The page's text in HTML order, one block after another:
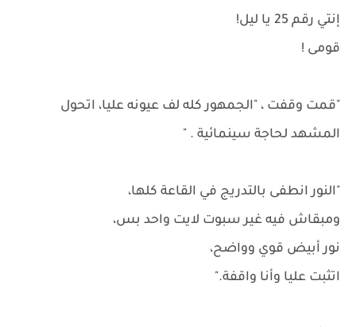
إنتي رقم 25 يا ليل!
قومى !
"قمت وقفت ، "الجمهور كله لف عيونه عليا، اتحول
المشهد لحاجة سينمائية . "
"النور انطفى بالتدريج في القاعة كلها،
ومبقاش فيه غير سبوت لايت واحد بس،
نور أبيض قوي وواضح،
اتثبت عليا وأنا واقفة."